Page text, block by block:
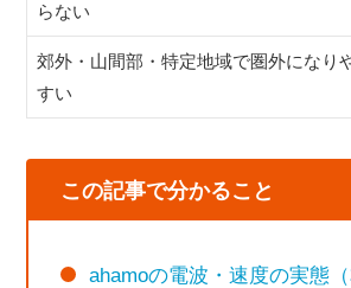
らない
郊外・山間部・特定地域で圏外になり
すい
この記事で分かること
ahamoの電波・速度の実態